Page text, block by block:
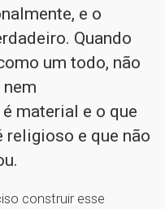
e o
Quando
um todo, não
material e o que
religioso e que não
construir esse